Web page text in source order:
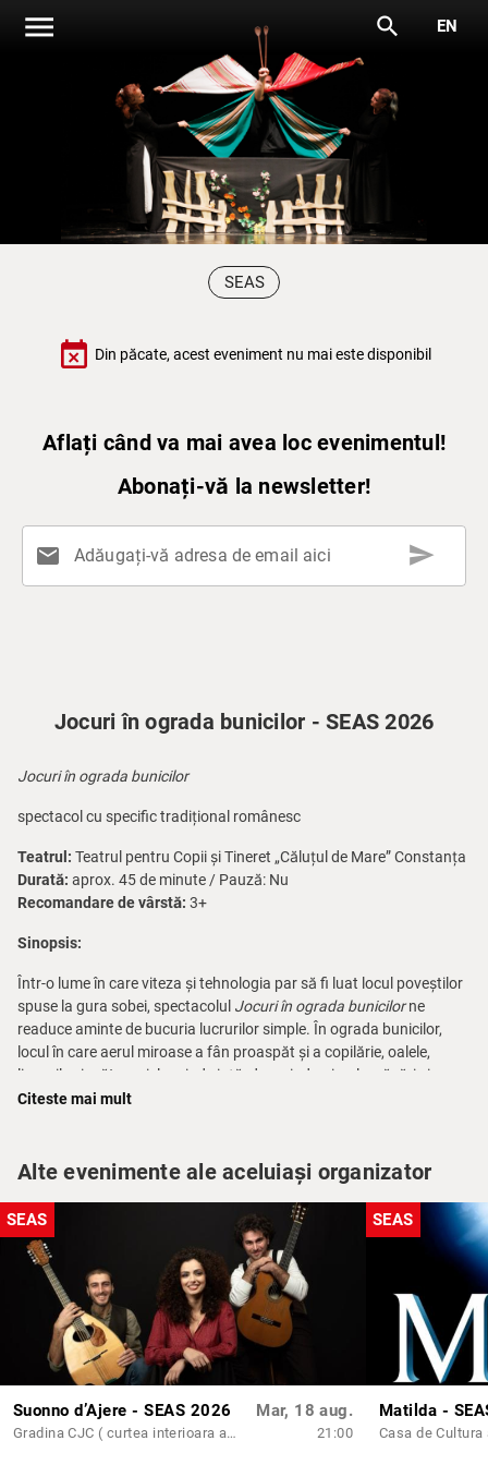
menu search EN
SEAS
event_busy Din păcate, acest eveniment nu mai este disponibil
Aflați când va mai avea loc evenimentul!
Abonați-vă la newsletter!
mail Adăugați-vă adresa de email aici send
Jocuri în ograda bunicilor - SEAS 2026
Jocuri în ograda bunicilor
spectacol cu specific tradițional românesc
Teatrul: Teatrul pentru Copii și Tineret „Căluțul de Mare” Constanța
Durată: aprox. 45 de minute / Pauză: Nu
Recomandare de vârstă: 3+
Sinopsis:
Într-o lume în care viteza și tehnologia par să fi luat locul poveștilor
spuse la gura sobei, spectacolul Jocuri în ograda bunicilorne
readuce aminte de bucuria lucrurilor simple. În ograda bunicilor,
locul în care aerul miroase a fân proaspăt și a copilărie, oalele,
lingurile și măturoaiele prind viață, devenind animale, păsări și
personaje dintr-o lume de poveste în care imaginația are cea mai
simple, făcute cu drag.
Spectacolul vă invită să vă folosiți imaginația pentru a transforma
lumea din jurul nostru, pentru a găsi echilibru între vis și realitate.
Jocuri în ograda bunicilornu este doar o poveste spusă prin
marionete, ci o lecție de viață despre creativitate, comunitate și un
mod de a trăi sănătos, aproape de natură, aproape de poveștile
copilăriei noastre.
Pentru că educația curată începe prin joacă, iar joaca deschide
drumul către o viață plină de respect pentru tradiții, plină de sens și
frumusețe!
Citeste mai mult
Alte evenimente ale aceluiași organizator
SEAS
Suonno d’Ajere - SEAS 2026
Gradina CJC ( curtea interioara a Consiliului Județean Constanta)
Mar, 18 aug.
21:00
SEAS
Matilda -